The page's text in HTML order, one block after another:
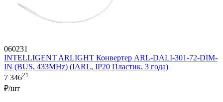
060231
INTELLIGENT ARLIGHT Конвертер ARL-DALI-301-72-DIM-
IN (BUS, 433MHz) (IARL, IP20 Пластик, 3 года)
7 34621
₽/шт